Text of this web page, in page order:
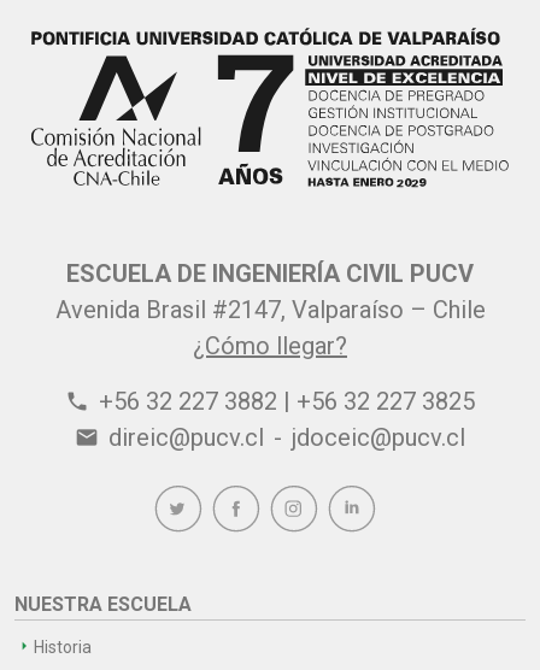
ESCUELA DE INGENIERÍA CIVIL PUCV
Avenida Brasil #2147, Valparaíso – Chile
¿Cómo llegar?
phone +56 32 227 3882 | +56 32 227 3825
email direic@pucv.cl - jdoceic@pucv.cl
NUESTRA ESCUELA
Historia